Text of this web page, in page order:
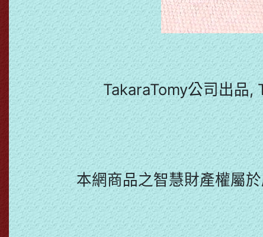
TakaraTomy公司出品
本網商品之智慧財產權屬